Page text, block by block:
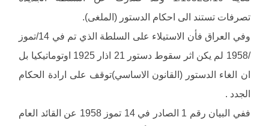
تصرفات تستند الى احكام الدستور (الملغى).
وفي العراق فأن الاستيلاء على السلطة الذي تم في 14/تموز
/1958 لم يكن اثر سقوط دستور 21 اذار 1925 اوتوماتيكيا بل
ان الغاء الدستور (القانون الاساسي)توقف على ارادة الحكام
الجدد .
ففي البيان رقم 1 الصادر في 14 تموز 1958 عن القائد العام